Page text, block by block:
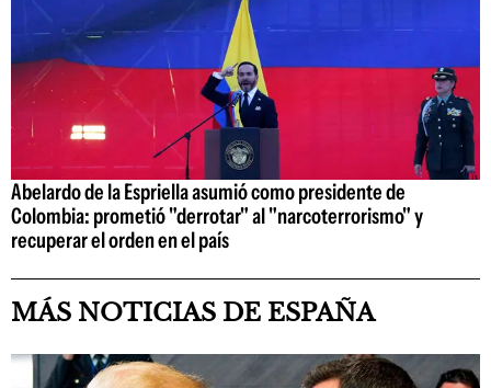
Abelardo de la Espriella asumió como presidente de
Colombia: prometió "derrotar" al "narcoterrorismo" y
recuperar el orden en el país
MÁS NOTICIAS DE ESPAÑA